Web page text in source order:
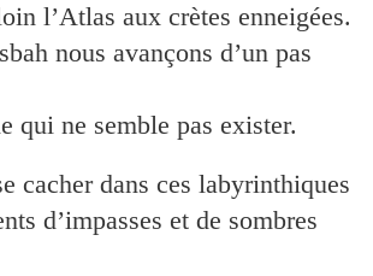
l’Atlas aux crètes enneigées.
nous avançons d’un pas
qui ne semble pas exister.
cacher dans ces labyrinthiques
d’impasses et de sombres